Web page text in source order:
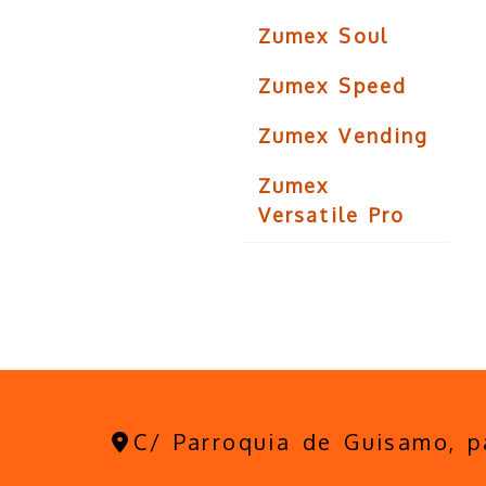
Zumex Soul
Zumex Speed
Zumex Vending
Zumex
Versatile Pro
C/ Parroquia de Guisamo,